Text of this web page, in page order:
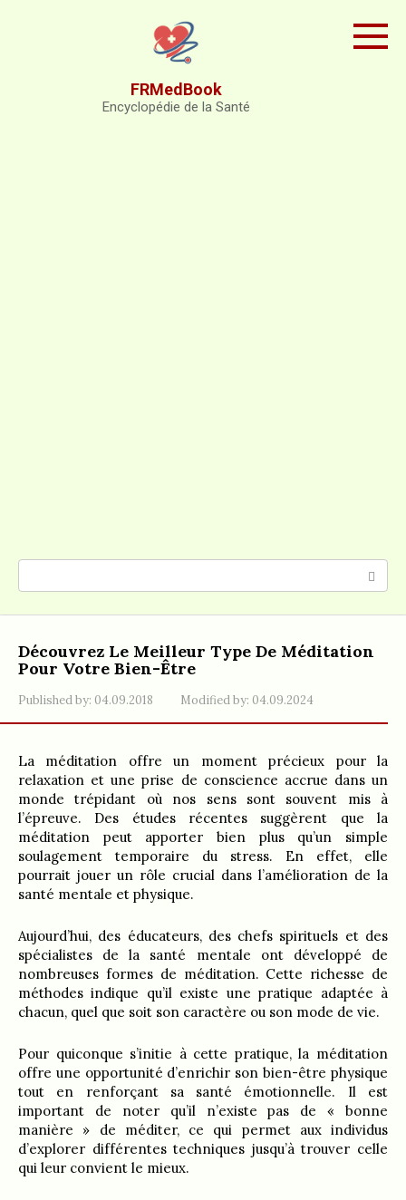
FRMedBook
Encyclopédie de la Santé
Découvrez Le Meilleur Type De Méditation
Pour Votre Bien-Être
Published by: 04.09.2018 Modified by: 04.09.2024
La méditation offre un moment précieux pour la
relaxation et une prise de conscience accrue dans un
monde trépidant où nos sens sont souvent mis à
l’épreuve. Des études récentes suggèrent que la
méditation peut apporter bien plus qu’un simple
soulagement temporaire du stress. En effet, elle
pourrait jouer un rôle crucial dans l’amélioration de la
santé mentale et physique.
Aujourd’hui, des éducateurs, des chefs spirituels et des
spécialistes de la santé mentale ont développé de
nombreuses formes de méditation. Cette richesse de
méthodes indique qu’il existe une pratique adaptée à
chacun, quel que soit son caractère ou son mode de vie.
Pour quiconque s’initie à cette pratique, la méditation
offre une opportunité d’enrichir son bien-être physique
tout en renforçant sa santé émotionnelle. Il est
important de noter qu’il n’existe pas de « bonne
manière » de méditer, ce qui permet aux individus
d’explorer différentes techniques jusqu’à trouver celle
qui leur convient le mieux.